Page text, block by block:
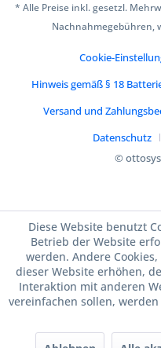
* Alle Preise inkl. gesetzl.
Nachnahmegebühren,
Cookie-
Hinweis gemäß § 18
Versand und
Datenschutz
©
Diese Website benutzt
Betrieb der Website
werden. Andere
dieser Website erhöhen,
Interaktion mit anderen
vereinfachen sollen,